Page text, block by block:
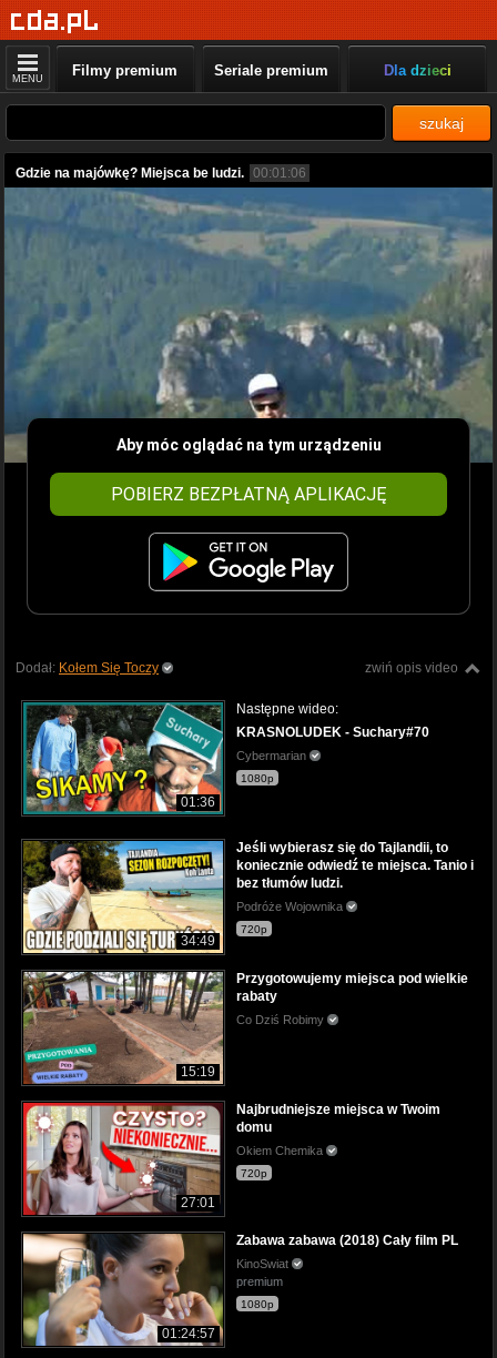
MENU Filmy premium Seriale premium Dla dzieci
szukaj
Gdzie na majówkę? Miejsca be ludzi. 00:01:06
Aby móc oglądać na tym urządzeniu
POBIERZ BEZPŁATNĄ APLIKACJĘ
zwiń opis video
Dodał: Kołem Się Toczy
01:36
Następne wideo:
KRASNOLUDEK - Suchary#70
Cybermarian
1080p
34:49
Jeśli wybierasz się do Tajlandii, to
koniecznie odwiedź te miejsca. Tanio i
bez tłumów ludzi.
Podróże Wojownika
720p
15:19
Przygotowujemy miejsca pod wielkie
rabaty
Co Dziś Robimy
27:01
Najbrudniejsze miejsca w Twoim
domu
Okiem Chemika
720p
01:24:57
Zabawa zabawa (2018) Cały film PL
KinoSwiat
premium
1080p